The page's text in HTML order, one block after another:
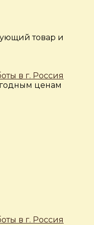
товар и
ценам